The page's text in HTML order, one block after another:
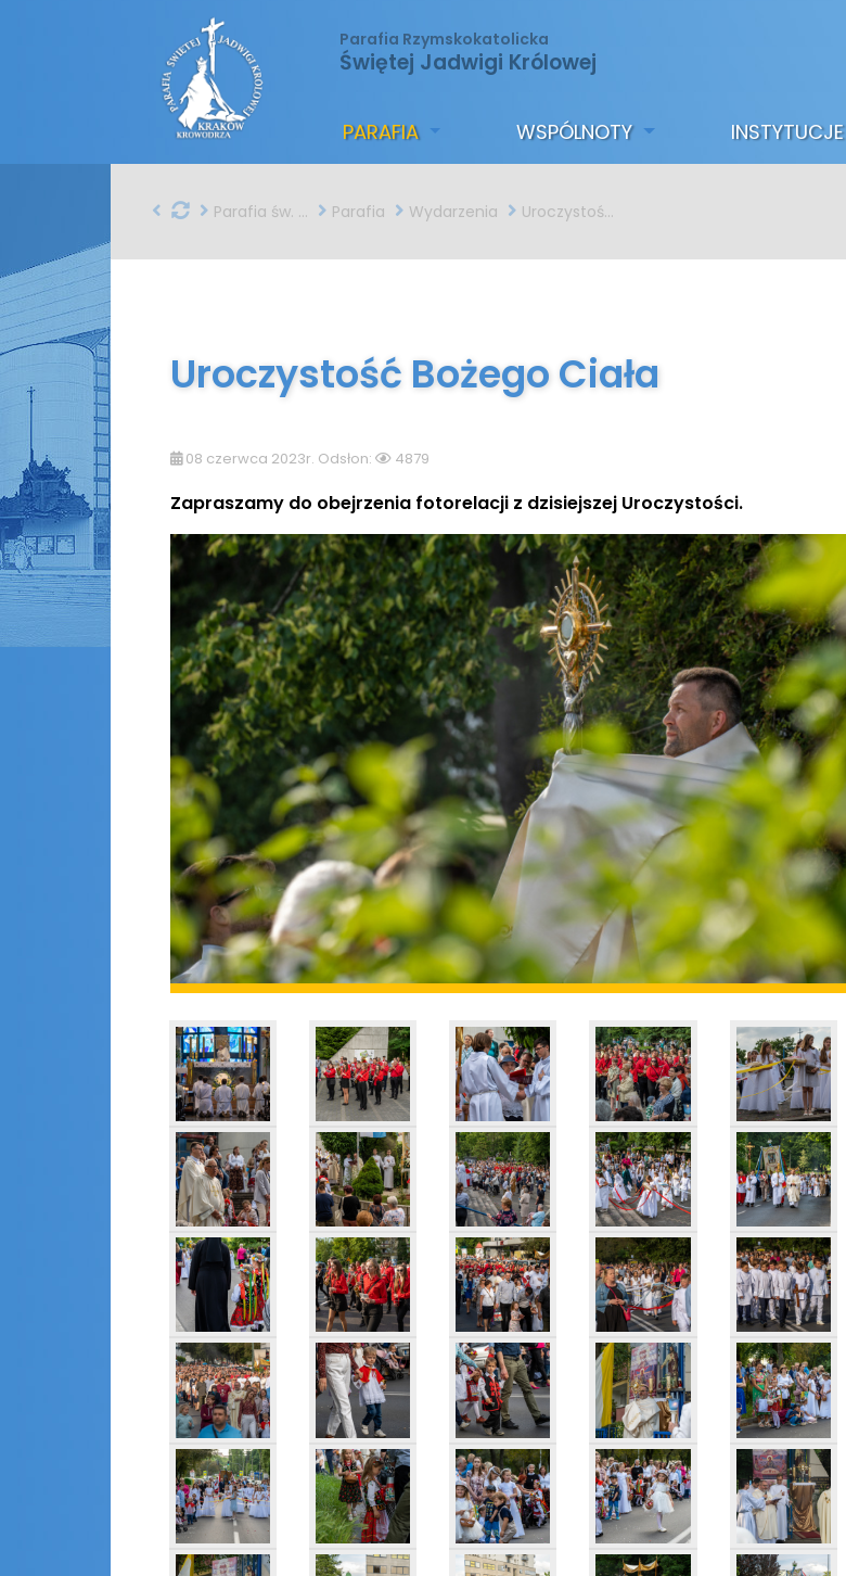
Parafia Rzymskokatolicka
Świętej Jadwigi Królowej
PARAFIA WSPÓLNOTY INSTYTUCJE
Parafia św. Jadwigi w Krakowie Parafia Wydarzenia Uroczystość Bożego Ciała
Uroczystość Bożego Ciała
08 czerwca 2023r. Odsłon: 4879
Zapraszamy do obejrzenia fotorelacji z dzisiejszej Uroczystości.